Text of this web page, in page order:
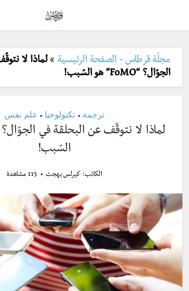
مجلّة قرطاس - الصفحة الرئيسية »لماذا لا
الجوّال؟ “FoMO” هو السّبب!
ترجمة • تكنولوجيا • علم نفس
السّبب!
الكاتب: كيرلس بهجت 115 مشاهدة